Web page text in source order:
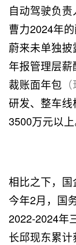
自动驾驶负
曹力2024年
蔚来未单独
年报管理层
裁账面年包
研发、整车
3500万元以上
相比之下，国
今年2月，国
2022-2024年
长邱现东累